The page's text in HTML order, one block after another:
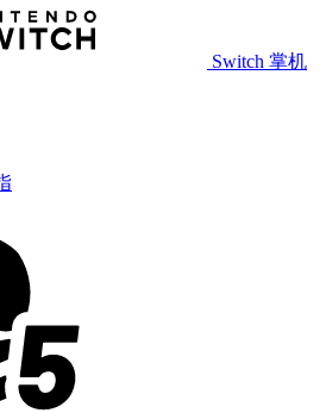
Switch 掌机